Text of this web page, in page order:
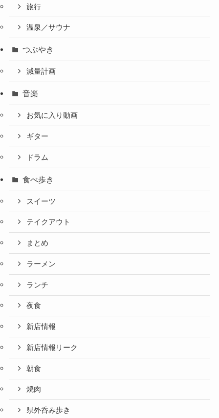
旅行
温泉／サウナ
つぶやき
減量計画
音楽
お気に入り動画
ギター
ドラム
食べ歩き
スイーツ
テイクアウト
まとめ
ラーメン
ランチ
夜食
新店情報
新店情報リーク
朝食
焼肉
県外呑み歩き